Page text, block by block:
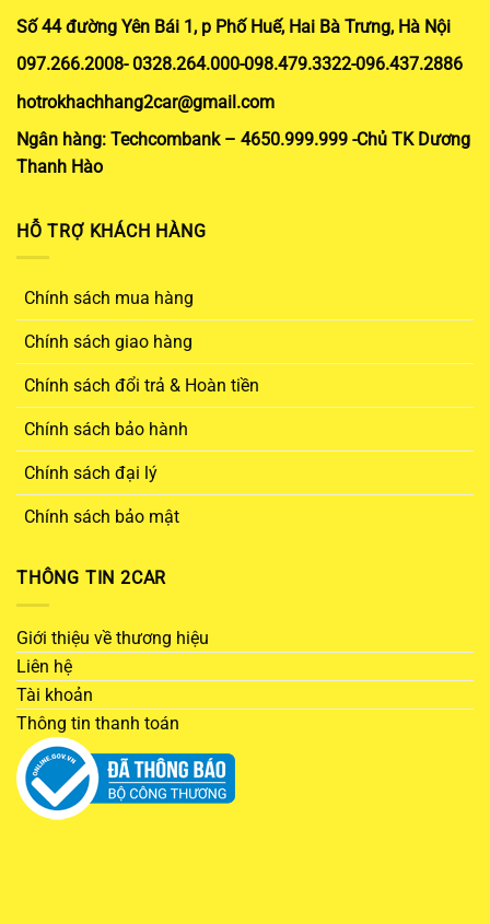
Số 44 đường Yên Bái 1, p Phố Huế, Hai Bà Trưng, Hà Nội
097.266.2008- 0328.264.000-098.479.3322-096.437.2886
hotrokhachhang2car@gmail.com
Ngân hàng: Techcombank – 4650.999.999 -Chủ TK Dương
Thanh Hào
HỖ TRỢ KHÁCH HÀNG
Chính sách mua hàng
Chính sách giao hàng
Chính sách đổi trả & Hoàn tiền
Chính sách bảo hành
Chính sách đại lý
Chính sách bảo mật
THÔNG TIN 2CAR
Giới thiệu về thương hiệu
Liên hệ
Tài khoản
Thông tin thanh toán